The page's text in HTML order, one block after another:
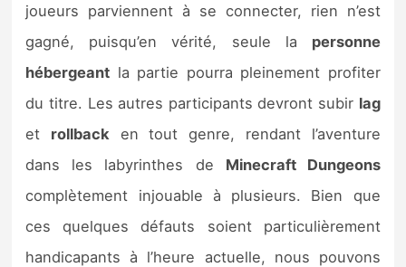
joueurs parviennent à se connecter, rien n’est
gagné, puisqu’en vérité, seule la personne
hébergeant la partie pourra pleinement profiter
du titre. Les autres participants devront subir lag
et rollback en tout genre, rendant l’aventure
dans les labyrinthes de Minecraft Dungeons
complètement injouable à plusieurs. Bien que
ces quelques défauts soient particulièrement
handicapants à l’heure actuelle, nous pouvons